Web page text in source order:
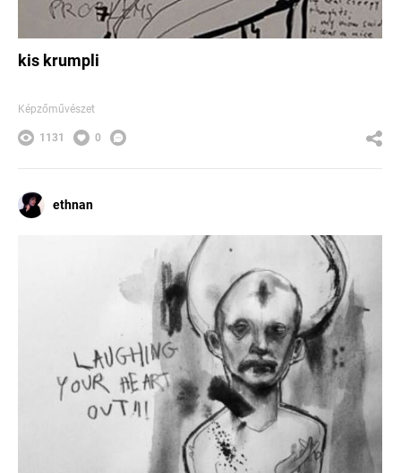
kis krumpli
Képzőművészet
1131 0
ethnan